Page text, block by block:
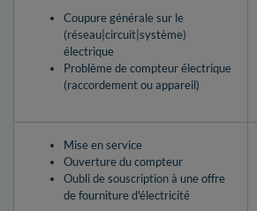
Coupure générale sur le
(réseau|circuit|système)
électrique
Problème de compteur électrique
(raccordement ou appareil)
Mise en service
Ouverture du compteur
Oubli de souscription à une offre
de fourniture d'électricité